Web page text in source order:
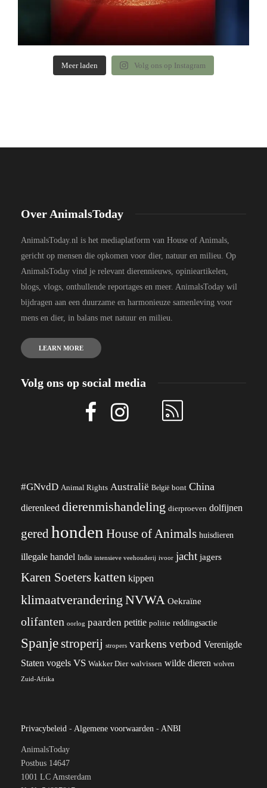
Meer laden Volg ons op Instagram
Over AnimalsToday
AnimalsToday.nl is het mediaplatform van House of Animals,
gericht op mensen die opkomen voor dier, natuur en milieu. Op
AnimalsToday vind je relevant dierennieuws, opinieartikelen,
blogs, vlogs, onthullende reportages en meer. AnimalsToday wil
bijdragen aan een duurzame en harmonieuze samenleving voor
mens en dier, in balans met natuur en milieu.
LEARN MORE
Volg ons op social media
#GNvdD Animal Rights Australië België bont China
dierenleed dierenmishandeling dierproeven dolfijnen
geredhonden House of Animals huisdieren
illegale handel India intensieve veehouderij ivoor jacht jagers
Karen Soeterskatten kippen
klimaatverandering NVWA Oekraïne
olifanten oorlog paarden petitie politie reddingsactie
Spanjestroperij stropers varkens verbod Verenigde
Staten vogels VS Wakker Dier walvissen wilde dieren wolven
Zuid-Afrika
Privacybeleid - Algemene voorwaarden - ANBI
AnimalsToday
Postbus 14647
1001 LC Amsterdam